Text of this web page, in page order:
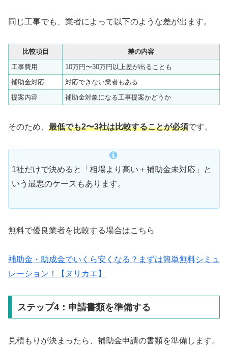
同じ工事でも、業者によって以下のような差が出ます。
比較項目
差の内容
工事費用
10万円〜30万円以上差が出ることも
補助金対応
対応できない業者もある
提案内容
補助金対象になる工事提案かどうか
そのため、 最低でも2〜3社は比較することが必須です。
1社だけで決めると「相場より高い＋補助金未対応」と
いう最悪のケースもあります。
無料で優良業者を比較する場合はこちら
補助金・助成金でいくら安くなる？まずは簡単無料シミュ
レーション！【ヌリカエ】
ステップ4：申請書類を準備する
見積もりが決まったら、補助金申請の書類を準備します。